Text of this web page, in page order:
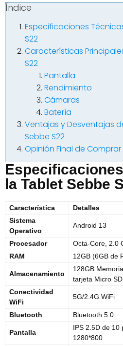
Índice
Especificaciones
S22
Características
S22
Pantalla
Rendimiento
Cámaras
Batería
Ventajas y Desventajas
Sebbe S22
Opinión Final de
la Tablet Sebbe
Característica
Detalles
Sistema
Operativo
Android 13
Procesador
Octa-Core, 2.0
RAM
12GB (6GB de
Almacenamiento
128GB
tarjeta Micro
Conectividad
WiFi
5G/2.4G WiFi
Bluetooth Bluetooth 5.0
Pantalla
IPS 2.5D de 10
1280*800